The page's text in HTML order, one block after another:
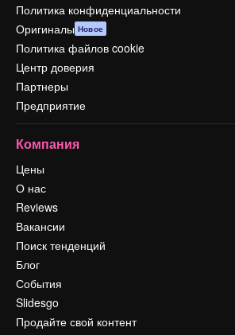
Политика конфиденциальности
Оригиналы Новое
Политика файлов cookie
Центр доверия
Партнеры
Предприятие
Компания
Цены
О нас
Reviews
Вакансии
Поиск тенденций
Блог
События
Slidesgo
Продайте свой контент